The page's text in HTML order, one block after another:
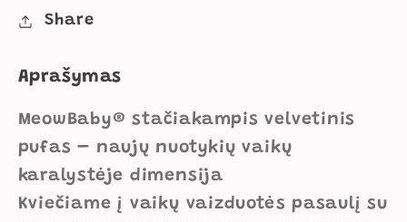
60
35
120
cm
kiekį
120
cm
kiekį
Share
Aprašymas
MeowBaby® stačiakampis velvetinis
pufas – naujų nuotykių vaikų
karalystėje dimensija
Kviečiame į vaikų vaizduotės pasaulį su